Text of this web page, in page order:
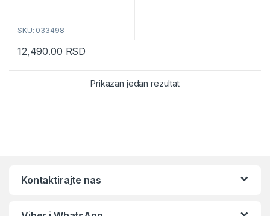
SKU: 033498
12,490.00 RSD
Prikazan jedan rezultat
Kontaktirajte nas